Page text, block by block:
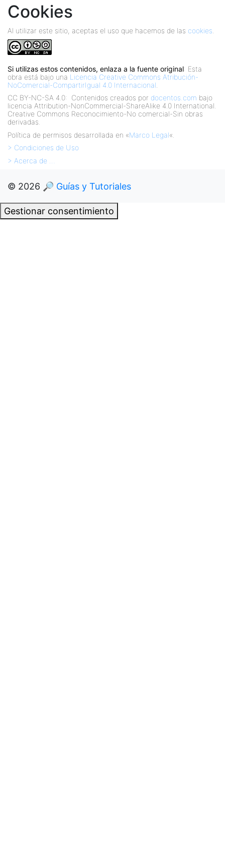
Cookies
Al utilizar este sitio, aceptas el uso que hacemos de las cookies
Si utilizas estos contenidos, enlaza a la fuente original: Esta
obra está bajo una Licencia Creative Commons Atribución-
NoComercial-CompartirIgual 4.0 Internacional
CC BY-NC-SA 4.0: Contenidos creados por docentos.com bajo
licencia Attribution-NonCommercial-ShareAlike 4.0 International.
Creative Commons Reconocimiento-No comercial-Sin obras
derivadas.
Política de permisos desarrollada en «Marco Legal«.
> Condiciones de Uso
> Acerca de …
© 2026 🔎 Guías y Tutoriales
Gestionar consentimiento